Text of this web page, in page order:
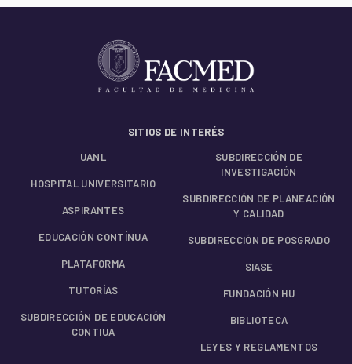
SITIOS DE INTERÉS
UANL
HOSPITAL UNIVERSITARIO
ASPIRANTES
EDUCACIÓN CONTÍNUA
PLATAFORMA
TUTORÍAS
SUBDIRECCIÓN DE EDUCACIÓN
CONTIUA
SUBDIRECCIÓN DE
INVESTIGACIÓN
SUBDIRECCIÓN DE PLANEACIÓN
Y CALIDAD
SUBDIRECCIÓN DE POSGRADO
SIASE
FUNDACIÓN HU
BIBLIOTECA
LEYES Y REGLAMENTOS